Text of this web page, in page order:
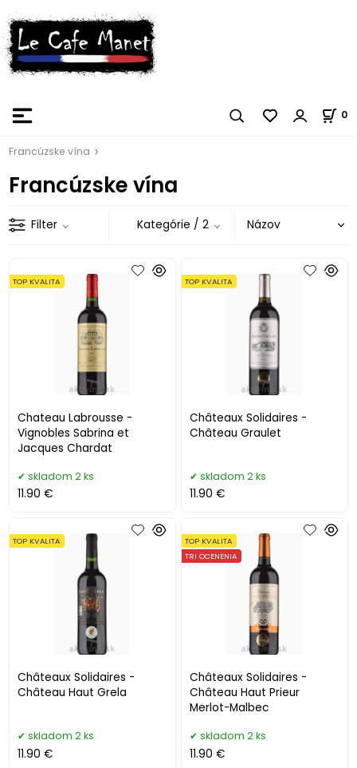
0
Francúzske vína
Francúzske vína
Filter Kategórie / 2
Chateau Labrousse -
Vignobles Sabrina et
Jacques Chardat
TOP KVALITA
skladom 2 ks
11.90 €
Châteaux Solidaires -
Château Graulet
TOP KVALITA
skladom 2 ks
11.90 €
Châteaux Solidaires -
Château Haut Grela
TOP KVALITA
skladom 2 ks
11.90 €
Châteaux Solidaires -
Château Haut Prieur
Merlot-Malbec
TOP KVALITA
TRI OCENENIA
skladom 2 ks
11.90 €